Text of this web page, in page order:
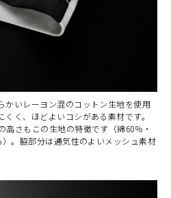
かいレーヨン混のコットン生地を使用
く、ほどよいコシがある素材です。
高さもこの生地の特徴です（綿60％・
。脇部分は通気性のよいメッシュ素材